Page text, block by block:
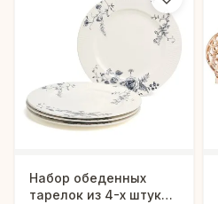
Набор обеденных
тарелок из 4-х штук